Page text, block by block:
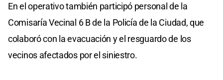
En el operativo también participó personal de la
Comisaría Vecinal 6 B de la Policía de la Ciudad, que
colaboró con la evacuación y el resguardo de los
vecinos afectados por el siniestro.